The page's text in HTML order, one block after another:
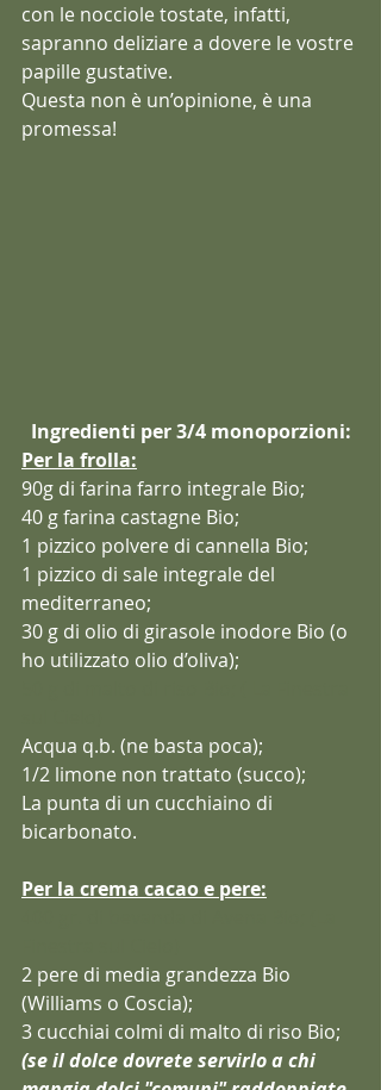
con le nocciole tostate, infatti,
sapranno deliziare a dovere le vostre
papille gustative.
Questa non è un’opinione, è una
promessa!
Ingredienti per 3/4 monoporzioni:
Per la frolla:
90g di farina farro integrale Bio;
40 g farina castagne Bio;
1 pizzico polvere di cannella Bio;
1 pizzico di sale integrale del
mediterraneo;
30 g di olio di girasole inodore Bio (o
ho utilizzato olio d’oliva);
Acqua q.b. (ne basta poca);
1/2 limone non trattato (succo);
La punta di un cucchiaino di
bicarbonato.
Per la crema cacao e pere:
2 pere di media grandezza Bio
(Williams o Coscia);
3 cucchiai colmi di malto di riso Bio;
(se il dolce dovrete servirlo a chi